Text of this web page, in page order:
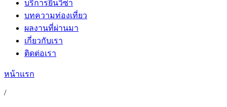
บริการยื่นวีซ่า
บทความท่องเที่ยว
ผลงานที่ผ่านมา
เกี่ยวกับเรา
ติดต่อเรา
หน้าแรก
/